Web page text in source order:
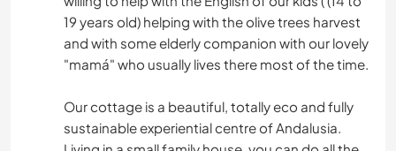
19 years old) helping with the olive trees harvest
and with some elderly companion with our lovely
"mamá" who usually lives there most of the time.
Our cottage is a beautiful, totally eco and fully
sustainable experiential centre of Andalusia.